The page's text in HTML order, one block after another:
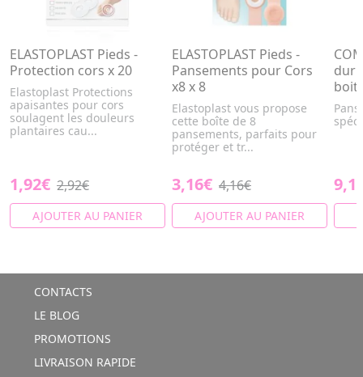
ELASTOPLAST Pieds -
Protection cors x 20
Elastoplast Protections
apaisantes pour cors
soulagent les douleurs
plantaires cau...
1,92€ 2,92€
AJOUTER AU PANIER
ELASTOPLAST Pieds -
Pansements pour Cors
x8 x 8
Elastoplast vous propose
cette boîte de 8
pansements, parfaits pour
protéger et tr...
3,16€ 4,16€
AJOUTER AU PANIER
CONTACTS
LE BLOG
PROMOTIONS
LIVRAISON RAPIDE